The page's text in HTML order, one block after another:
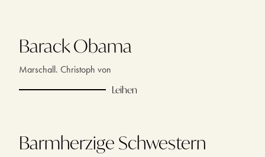
Barack Obama
Marschall. Christoph von
Leihen
Barmherzige Schwestern